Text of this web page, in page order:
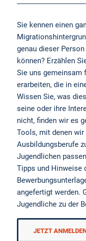
Sie kennen einen
genau dieser
können? Erzählen
Sie uns gemeinsam
erarbeiten, die in
Wissen Sie, was
seine oder ihre
nicht, finden wir es
Tools, mit denen
Ausbildungsberufe
Jugendlichen
Tipps und Hinweise
angefertigt werden.
Jugendliche zu der
JETZT